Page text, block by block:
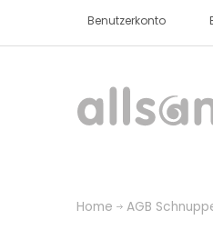
Benutzerkonto
Home AGB